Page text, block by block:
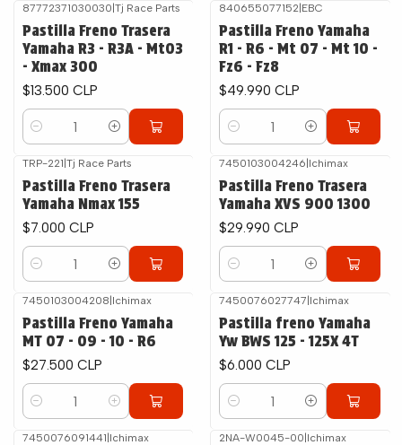
87772371030030 Tj Race Parts
Pastilla Freno Trasera
Yamaha R3 - R3A - Mt03
- Xmax 300
$13.500 CLP
Cantidad
840655077152 EBC
Pastilla Freno Yamaha
R1 - R6 - Mt 07 - Mt 10 -
Fz6 - Fz8
$49.990 CLP
Cantidad
TRP-221 Tj Race Parts
Pastilla Freno Trasera
Yamaha Nmax 155
$7.000 CLP
Cantidad
7450103004246 Ichimax
Pastilla Freno Trasera
Yamaha XVS 900 1300
$29.990 CLP
Cantidad
7450103004208 Ichimax
Pastilla Freno Yamaha
MT 07 - 09 - 10 - R6
$27.500 CLP
Cantidad
7450076027747 Ichimax
Pastilla freno Yamaha
Yw BWS 125 - 125X 4T
$6.000 CLP
Cantidad
7450076091441 Ichimax 2NA-W0045-00 Ichimax